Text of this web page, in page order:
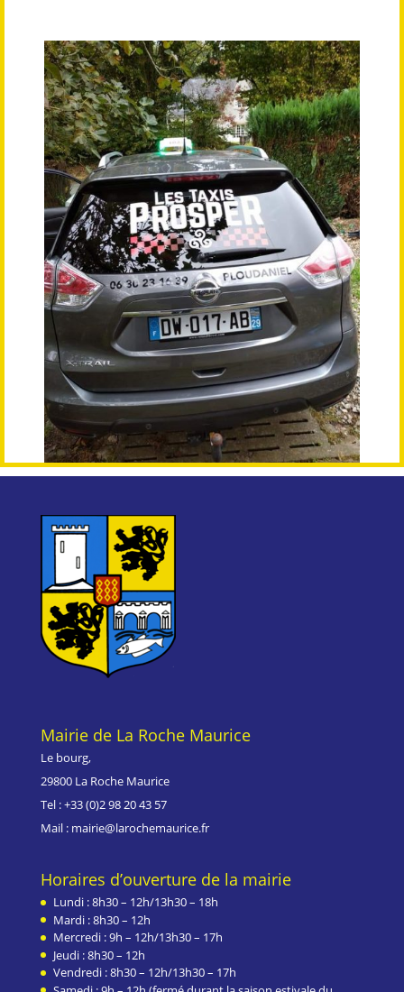
Mairie de La Roche Maurice
Le bourg,
29800 La Roche Maurice
Tel : +33 (0)2 98 20 43 57
Mail : mairie@larochemaurice.fr
Horaires d’ouverture de la mairie
Lundi : 8h30 – 12h/13h30 – 18h
Mardi : 8h30 – 12h
Mercredi : 9h – 12h/13h30 – 17h
Jeudi : 8h30 – 12h
Vendredi : 8h30 – 12h/13h30 – 17h